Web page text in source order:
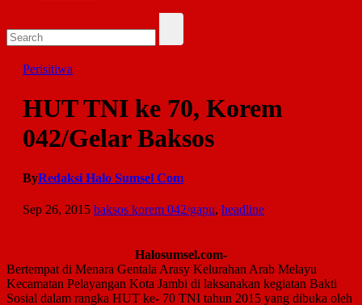
Perisitiwa
HUT TNI ke 70, Korem
042/Gelar Baksos
ByRedaksi Halo Sumsel Com
Sep 26, 2015 baksos korem 042/gapu, headline
Halosumsel.com-
Bertempat di Menara Gentala Arasy Kelurahan Arab Melayu
Kecamatan Pelayangan Kota Jambi di laksanakan kegiatan Bakti
Sosial dalam rangka HUT ke- 70 TNI tahun 2015 yang dibuka oleh